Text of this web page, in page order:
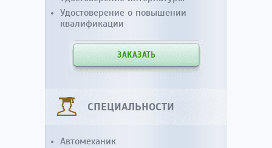
Удостоверение о повышении
квалификации
ЗАКАЗАТЬ
СПЕЦИАЛЬНОСТИ
Автомеханик